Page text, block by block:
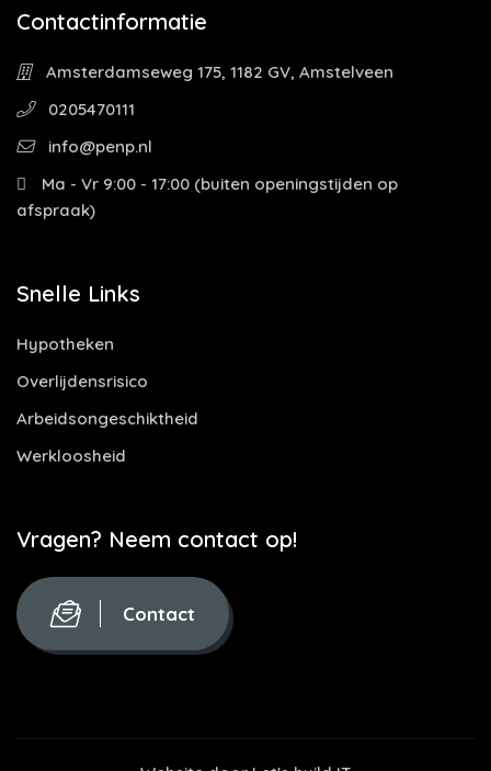
Contactinformatie
Amsterdamseweg 175, 1182 GV, Amstelveen
0205470111
info@penp.nl
Ma - Vr 9:00 - 17:00 (buiten openingstijden op
afspraak)
Snelle Links
Hypotheken
Overlijdensrisico
Arbeidsongeschiktheid
Werkloosheid
Vragen? Neem contact op!
Contact